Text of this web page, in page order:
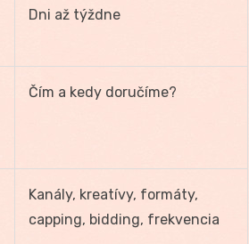
Dni až týždne
Čím a kedy doručíme?
Kanály, kreatívy, formáty,
capping, bidding, frekvencia